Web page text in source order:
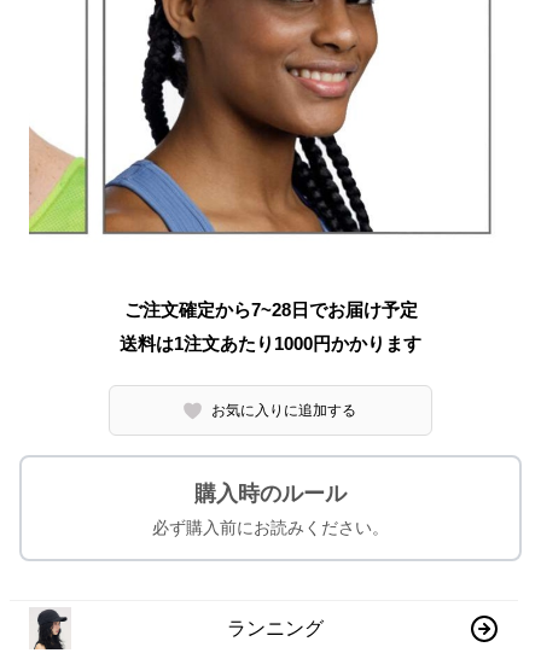
ご注文確定から7~28日でお届け予定
送料は1注文あたり 1000円かかります
お気に入りに追加する
購入時のルール
必ず購入前にお読みください。
ランニング